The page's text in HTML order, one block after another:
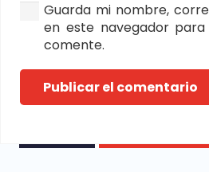
Guarda mi nombre,
en este navegador
comente.
Publicar el comentario